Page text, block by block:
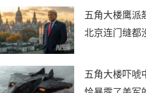
五角大楼鹰派
北京连门缝都
五角大楼吓唬